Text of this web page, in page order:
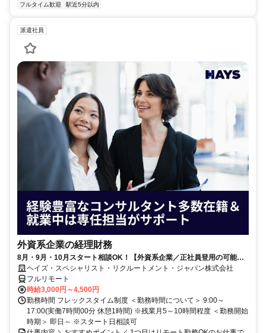
フルタイム歓迎
駅近5分以内
派遣社員
外資系企業の経理財務
8月・9月・10月スタート相談OK！【外資系企業／正社員登用の可能性
大／700万～800万／リモート勤務OK】経理財務
ヘイズ・スペシャリスト・リクルートメント・ジャパン株式会社
フルリモート
時給3,000円～4,500円
勤務時間 フレックスタイム制度 ＜勤務時間について＞ 9:00～
17:00(実働7時間00分 休憩1時間) ※残業月5～10時間程度 ＜勤務開始
時期＞ 即日～ ※スタート日相談可